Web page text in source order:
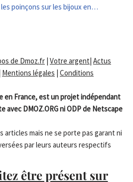
poinçons sur les bijoux en…
de Dmoz.fr | Votre argent| Actus
Mentions légales | Conditions
en France, est un projet indépendant
avec DMOZ.ORG ni ODP de Netscape
articles mais ne se porte pas garant ni
par leurs auteurs respectifs
être présent sur